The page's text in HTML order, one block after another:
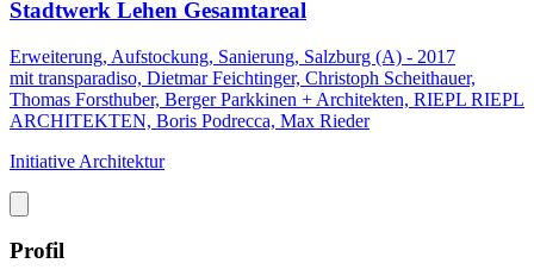
Stadtwerk Lehen Gesamtareal
Erweiterung, Aufstockung, Sanierung, Salzburg (A) - 2017
mit transparadiso, Dietmar Feichtinger, Christoph Scheithauer,
Thomas Forsthuber, Berger Parkkinen + Architekten, RIEPL RIEPL
ARCHITEKTEN, Boris Podrecca, Max Rieder
Initiative Architektur
Profil